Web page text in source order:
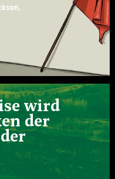
,
wird
der